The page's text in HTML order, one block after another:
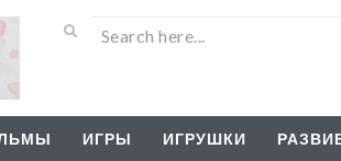
ИГРЫ ИГРУШКИ